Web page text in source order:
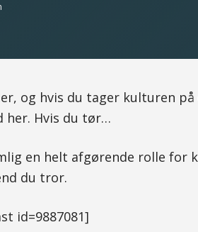
og hvis du tager kulturen
her. Hvis du tør…
en helt afgørende rolle for
du tror.
id=9887081]